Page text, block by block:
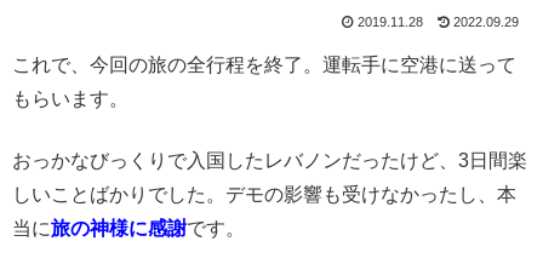
2019.11.28 2022.09.29
これで、今回の旅の全行程を終了。運転手に空港に送って
もらいます。
おっかなびっくりで入国したレバノンだったけど、3日間楽
しいことばかりでした。デモの影響も受けなかったし、本
当に旅の神様に感謝です。